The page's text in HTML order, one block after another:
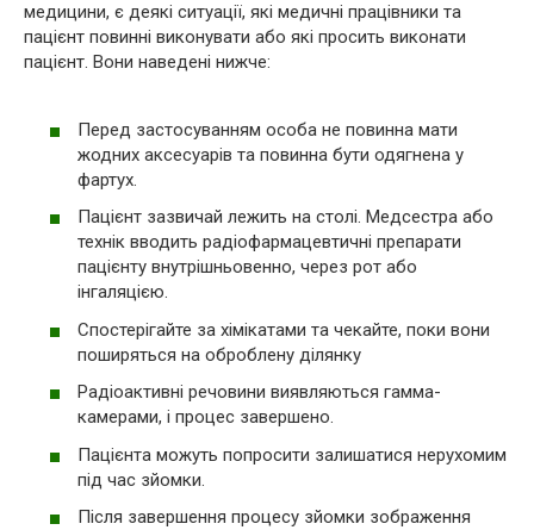
медицини, є деякі ситуації, які медичні працівники та
пацієнт повинні виконувати або які просить виконати
пацієнт. Вони наведені нижче:
Перед застосуванням особа не повинна мати
жодних аксесуарів та повинна бути одягнена у
фартух.
Пацієнт зазвичай лежить на столі. Медсестра або
технік вводить радіофармацевтичні препарати
пацієнту внутрішньовенно, через рот або
інгаляцією.
Спостерігайте за хімікатами та чекайте, поки вони
поширяться на оброблену ділянку
Радіоактивні речовини виявляються гамма-
камерами, і процес завершено.
Пацієнта можуть попросити залишатися нерухомим
під час зйомки.
Після завершення процесу зйомки зображення